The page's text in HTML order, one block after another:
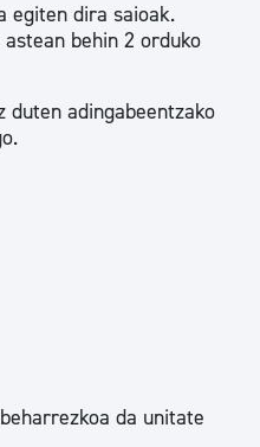
egiten dira saioak.
behin 2 orduko
adingabeentzako
da unitate